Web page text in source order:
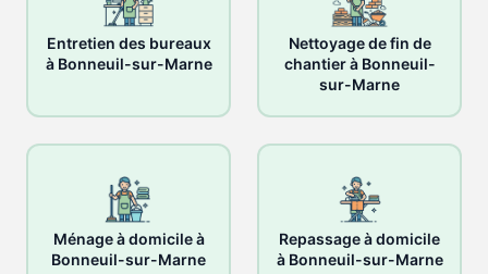
Entretien des bureaux
à Bonneuil-sur-Marne
Nettoyage de fin de
chantier à Bonneuil-
sur-Marne
Ménage à domicile à
Bonneuil-sur-Marne
Repassage à domicile
à Bonneuil-sur-Marne